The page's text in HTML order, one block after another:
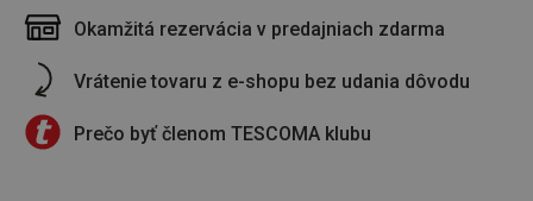
Okamžitá rezervácia v predajniach zdarma
Vrátenie tovaru z e-shopu bez udania dôvodu
Prečo byť členom TESCOMA klubu